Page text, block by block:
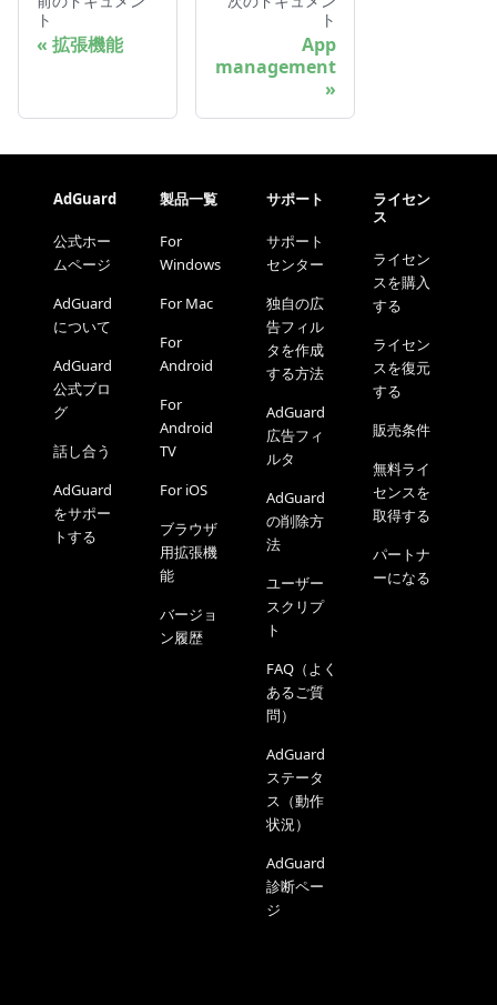
ト
拡張機能
ト
App
management
AdGuard
公式ホー
ムページ
AdGuard
について
AdGuard
公式ブロ
グ
話し合う
AdGuard
をサポー
トする
製品一覧
For
Windows
For Mac
For
Android
For
Android
TV
For iOS
ブラウザ
用拡張機
能
バージョ
ン履歴
サポート
サポート
センター
独自の広
告フィル
タを作成
する方法
AdGuard
広告フィ
ルタ
AdGuard
の削除方
法
ユーザー
スクリプ
ト
FAQ（よく
あるご質
問）
AdGuard
ステータ
ス（動作
状況）
AdGuard
診断ペー
ジ
ライセン
ス
ライセン
スを購入
する
ライセン
スを復元
する
販売条件
無料ライ
センスを
取得する
パートナ
ーになる